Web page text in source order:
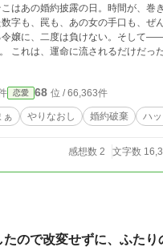
はあの婚約披露の日。時間が、巻
字も、罠も、あの女の手口も、ぜ
嬢に、二度は負けない。そして
これは、運命に流されるだけだっ
恋愛 68 位 / 66,363件
ぁ やりなおし 婚約破棄 ハ
感想数 2 文字数
ので改変せずに、ふたり